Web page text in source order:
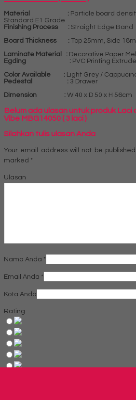
Material : Particle board
Standard E1 Grade
Finishing Process : Straight Edge Band
Board Thickness : Top 25mm, Side
Laminate Material : Decorative Paper
Egding : PVC Printing Extrude
Color Available : Light Grey /
Pedestal : 3 Drawer
Dimension : W 40 x D 50 x H 56cm
Belum ada ulasan untuk produk
Vibe MBG14050 ( 3 laci )
Silahkan tulis ulasan Anda
Your email address will not be published.
marked *
Ulasan
Nama Anda *
Email Anda *
Kota Anda
Rating